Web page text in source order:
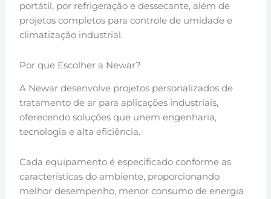
portátil, por refrigeração e dessecante, além de
projetos completos para controle de umidade e
climatização industrial.
Por que Escolher a Newar?
A Newar desenvolve projetos personalizados de
tratamento de ar para aplicações industriais,
oferecendo soluções que unem engenharia,
tecnologia e alta eficiência.
Cada equipamento é especificado conforme as
características do ambiente, proporcionando
melhor desempenho, menor consumo de energia